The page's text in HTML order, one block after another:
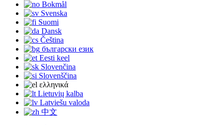
Bokmål
Svenska
Suomi
Dansk
Čeština
български език
Eesti keel
Slovenčina
Slovenščina
ελληνικά
Lietuvių kalba
Latviešu valoda
中文